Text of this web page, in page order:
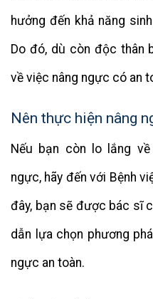
hưởng đến khả năng
Do đó, dù còn độc thân
về việc nâng ngực có an
Nên thực hiện nâng
Nếu bạn còn lo lắng
ngực, hãy đến với Bệnh
đây, bạn sẽ được bác sĩ
dẫn lựa chọn phương
ngực an toàn.